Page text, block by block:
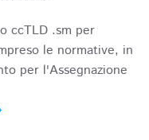
ccTLD .sm per
le normative, in
per l'Assegnazione